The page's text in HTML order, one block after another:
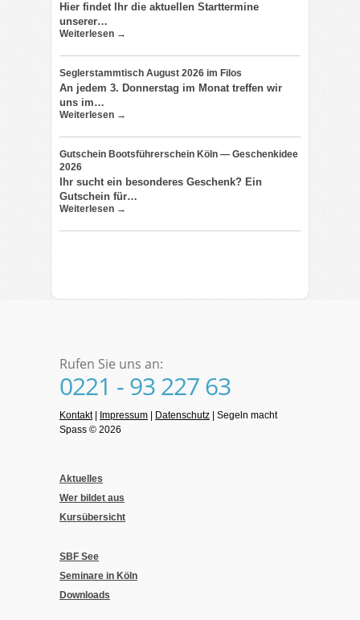
Hier findet Ihr die aktuellen Starttermine
unserer…
Weiterlesen →
Seglerstammtisch August 2026 im Filos
An jedem 3. Donnerstag im Monat treffen wir
uns im…
Weiterlesen →
Gutschein Bootsführerschein Köln — Geschenkidee
2026
Ihr sucht ein besonderes Geschenk? Ein
Gutschein für…
Weiterlesen →
Rufen Sie uns an:
0221 - 93 227 63
Kontakt| Impressum Datenschutz | Segeln macht
Spass © 2026
Aktuelles
Wer bildet aus
Kursübersicht
SBF See
Seminare in Köln
Downloads